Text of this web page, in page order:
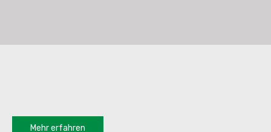
Mehr erfahren